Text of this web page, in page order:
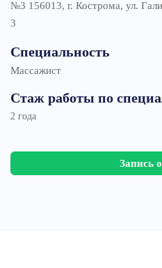
№3 156013, г. Кострома, ул.
3
Специальность
Массажист
Стаж работы по
2 года
Запись